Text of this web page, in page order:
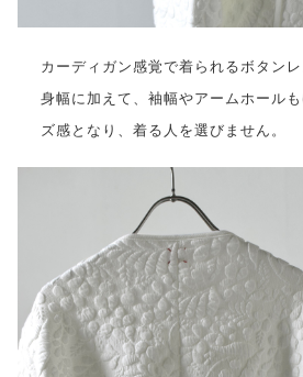
カーディガン感覚で着られるボタンレ
身幅に加えて、袖幅やアームホール
ズ感となり、着る人を選びません。